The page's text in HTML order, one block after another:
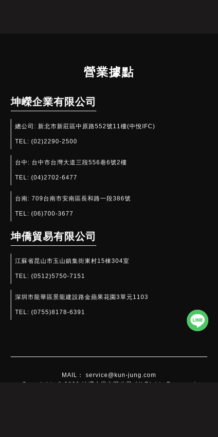
營業據點
坤嶸企業有限公司
總公司:新北市新莊區中原路552號11樓(中悅IFC)
TEL:(02)2290-2500
台中: 台中市台灣大道三段556巷6號2樓
TEL:(04)2702-6477
台南:709台南市安南區長和路一段386號
TEL:(06)700-3677
坤僑貿易有限公司
江蘇省昆山市玉山鎮集街東村15棟304室
TEL:(0512)5750-7151
深圳市龍華區景龍建設路金蘋果花園3單元1103
TEL:(0755)8178-6391​
MAIL： service@kun-jung.com
Copyrights © 2022 坤嶸企業有限公司 All Rights Reserved